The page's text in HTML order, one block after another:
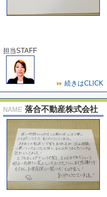
担当STAFF
続きはCLICK
NAME 落合不動産株式会社